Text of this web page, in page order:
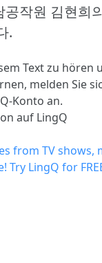
공작원 김현희
.
Text zu hören
melden Sie
Konto an.
auf LingQ